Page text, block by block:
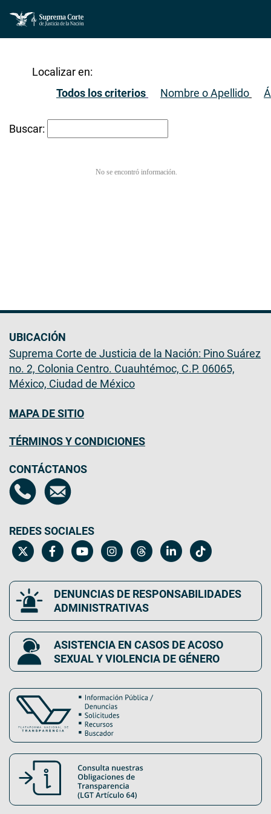
Localizar en:
Todos los criterios
Nombre o Apellido
Buscar:
No se encontró información.
UBICACIÓN
Suprema Corte de Justicia de la Nación: Pino Suárez
no. 2, Colonia Centro. Cuauhtémoc, C.P. 06065,
México, Ciudad de México
MAPA DE SITIO
TÉRMINOS Y CONDICIONES
CONTÁCTANOS
REDES SOCIALES
DENUNCIAS DE RESPONSABILIDADES
ADMINISTRATIVAS
ASISTENCIA EN CASOS DE ACOSO
SEXUAL Y VIOLENCIA DE GÉNERO